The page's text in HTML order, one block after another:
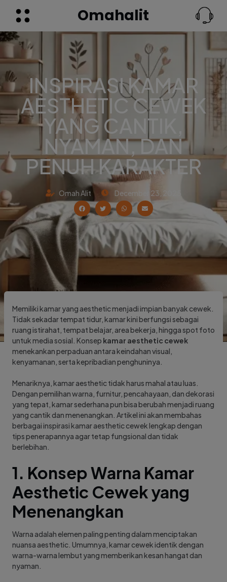
Omahalit
INSPIRASI KAMAR
AESTHETIC CEWEK
YANG CANTIK,
NYAMAN, DAN
PENUH KARAKTER
Omah Alit December 23, 2025
Memiliki kamar yang aesthetic menjadi impian banyak cewek.
Tidak sekadar tempat tidur, kamar kini berfungsi sebagai
ruang istirahat, tempat belajar, area bekerja, hingga spot foto
untuk media sosial. Konsep kamar aesthetic cewek
menekankan perpaduan antara keindahan visual,
kenyamanan, serta kepribadian penghuninya.
Menariknya, kamar aesthetic tidak harus mahal atau luas.
Dengan pemilihan warna, furnitur, pencahayaan, dan dekorasi
yang tepat, kamar sederhana pun bisa berubah menjadi ruang
yang cantik dan menenangkan. Artikel ini akan membahas
berbagai inspirasi kamar aesthetic cewek lengkap dengan
tips penerapannya agar tetap fungsional dan tidak
berlebihan.
1. Konsep Warna Kamar
Aesthetic Cewek yang
Menenangkan
Warna adalah elemen paling penting dalam menciptakan
nuansa aesthetic. Umumnya, kamar cewek identik dengan
warna-warna lembut yang memberikan kesan hangat dan
nyaman.